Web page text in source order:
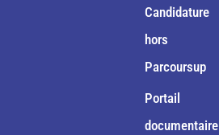
Candidature
hors
Parcoursup
Portail
documentaire